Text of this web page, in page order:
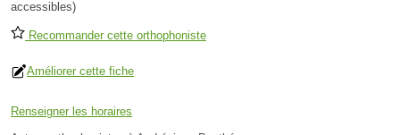
accessibles)
Recommander cette orthophoniste
Améliorer cette fiche
Renseigner les horaires